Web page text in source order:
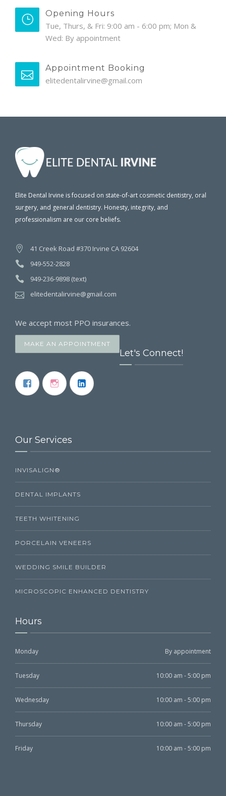
Opening Hours
Tue, Thurs, & Fri: 9:00 am - 6:00 pm; Mon &
Wed: By appointment
Appointment Booking
elitedentalirvine@gmail.com
Elite Dental Irvine is focused on state-of-art cosmetic dentistry, oral
surgery, and general dentistry. Honesty, integrity, and
professionalism are our core beliefs.
41 Creek Road #370 Irvine CA 92604
949-552-2828
949-236-9898 (text)
elitedentalirvine@gmail.com
We accept most PPO insurances.
MAKE AN APPOINTMENT
Let's Connect!
Our Services
INVISALIGN®
DENTAL IMPLANTS
TEETH WHITENING
PORCELAIN VENEERS
WEDDING SMILE BUILDER
MICROSCOPIC ENHANCED DENTISTRY
Hours
Monday By appointment
Tuesday 10:00 am - 5:00 pm
Wednesday 10:00 am - 5:00 pm
Thursday 10:00 am - 5:00 pm
Friday 10:00 am - 5:00 pm